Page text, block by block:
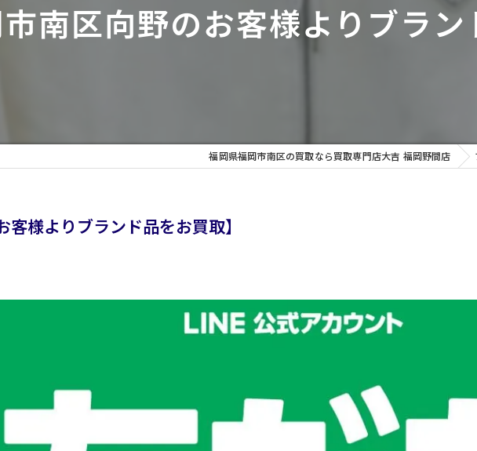
市南区向野のお客様よりブラ
福岡県福岡市南区の買取なら買取専門店大吉 福岡野間店
客様よりブランド品をお買取】